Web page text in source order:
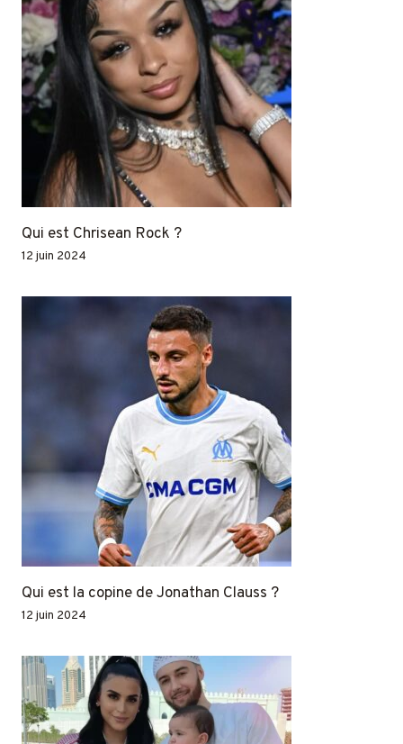
Qui est Chrisean Rock ?
12 juin 2024
Qui est la copine de Jonathan Clauss ?
12 juin 2024